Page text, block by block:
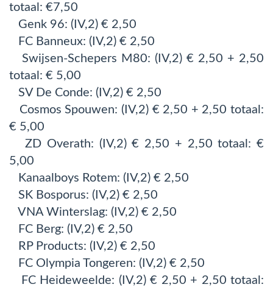
totaal: €7,50
Genk 96: (IV,2) € 2,50
FC Banneux: (IV,2) € 2,50
Swijsen-Schepers M80: (IV,2) € 2,50 + 2,50
totaal: € 5,00
SV De Conde: (IV,2) € 2,50
Cosmos Spouwen: (IV,2) € 2,50 + 2,50 totaal:
€ 5,00
ZD Overath: (IV,2) € 2,50 + 2,50 totaal: €
5,00
Kanaalboys Rotem: (IV,2) € 2,50
SK Bosporus: (IV,2) € 2,50
VNA Winterslag: (IV,2) € 2,50
FC Berg: (IV,2) € 2,50
RP Products: (IV,2) € 2,50
FC Olympia Tongeren: (IV,2) € 2,50
FC Heideweelde: (IV,2) € 2,50 + 2,50 totaal: